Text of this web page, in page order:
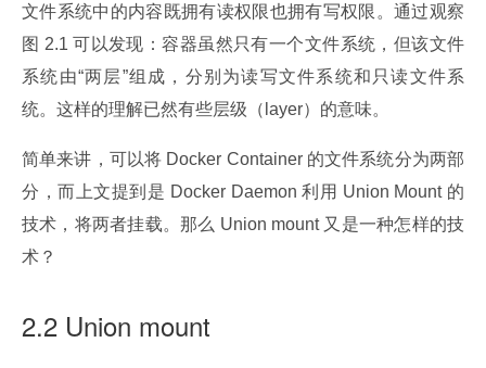
文件系统中的内容既拥有读权限也拥有写权限。通过观察
图 2.1 可以发现：容器虽然只有一个文件系统，但该文件
系统由“两层”组成，分别为读写文件系统和只读文件系
统。这样的理解已然有些层级（layer）的意味。
简单来讲，可以将 Docker Container 的文件系统分为两部
分，而上文提到是 Docker Daemon 利用 Union Mount 的
技术，将两者挂载。那么 Union mount 又是一种怎样的技
术？
2.2 Union mount